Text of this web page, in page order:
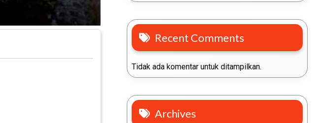
Recent Comments
Tidak ada komentar untuk ditampilkan.
Archives